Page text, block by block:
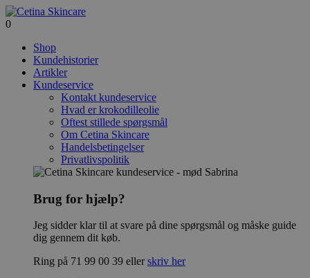
0
Shop
Kundehistorier
Artikler
Kundeservice
Kontakt kundeservice
Hvad er krokodilleolie
Oftest stillede spørgsmål
Om Cetina Skincare
Handelsbetingelser
Privatlivspolitik
Brug for hjælp?
Jeg sidder klar til at svare på dine spørgsmål og måske guide
dig gennem dit køb.
Ring på 71 99 00 39 ellerskriv her